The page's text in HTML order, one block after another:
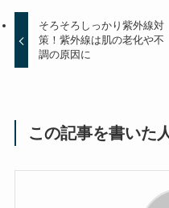
そろそろしっかり紫外線対
策！紫外線は肌の老化や不
調の原因に
この記事を書いた